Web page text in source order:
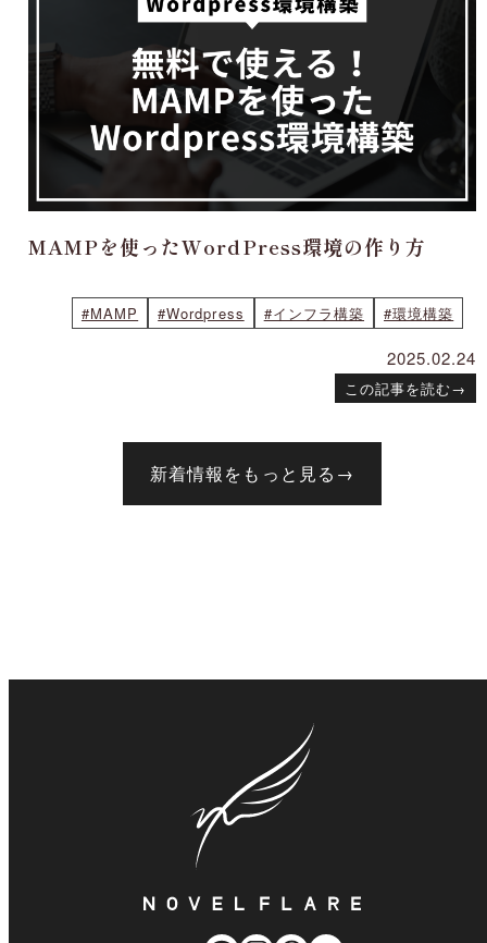
MAMPを使ったWordPress環境の作り方
#MAMP #Wordpress #インフラ構築 #環境構築
2025.02.24
この記事を読む→
新着情報をもっと見る →